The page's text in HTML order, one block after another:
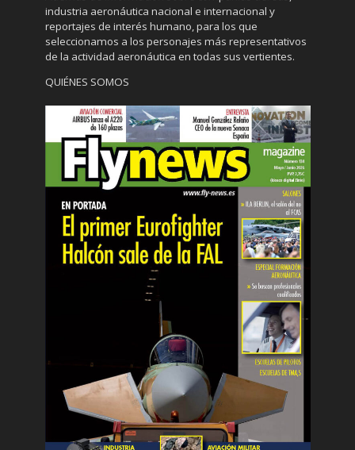
industria aeronáutica nacional e internacional y
reportajes de interés humano, para los que
seleccionamos a los personajes más representativos
de la actividad aeronáutica en todas sus vertientes.
QUIÉNES SOMOS